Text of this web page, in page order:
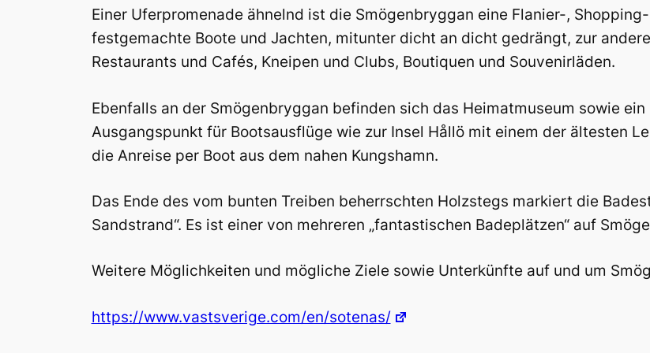
Einer Uferpromenade ähnelnd ist die Smögenbryggan eine Flanier-,
festgemachte Boote und Jachten, mitunter dicht an dicht gedrängt, zur
Restaurants und Cafés, Kneipen und Clubs, Boutiquen und Souvenirläden.
Ebenfalls an der Smögenbryggan befinden sich das Heimatmuseum sowie
Ausgangspunkt für Bootsausflüge wie zur Insel Hållö mit einem der ältesten
die Anreise per Boot aus dem nahen Kungshamn.
Das Ende des vom bunten Treiben beherrschten Holzstegs markiert die
Sandstrand“. Es ist einer von mehreren „fantastischen Badeplätzen“ auf
Weitere Möglichkeiten und mögliche Ziele sowie Unterkünfte auf und um
https://www.vastsverige.com/en/sotenas/